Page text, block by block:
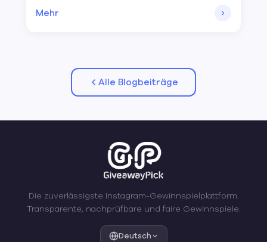
Mehr
Alle Blogbeiträge
Die zuverlässigste Instagram-Gewinnspielplattform.
Transparente, nachprüfbare und faire Gewinnspiele.
Deutsch